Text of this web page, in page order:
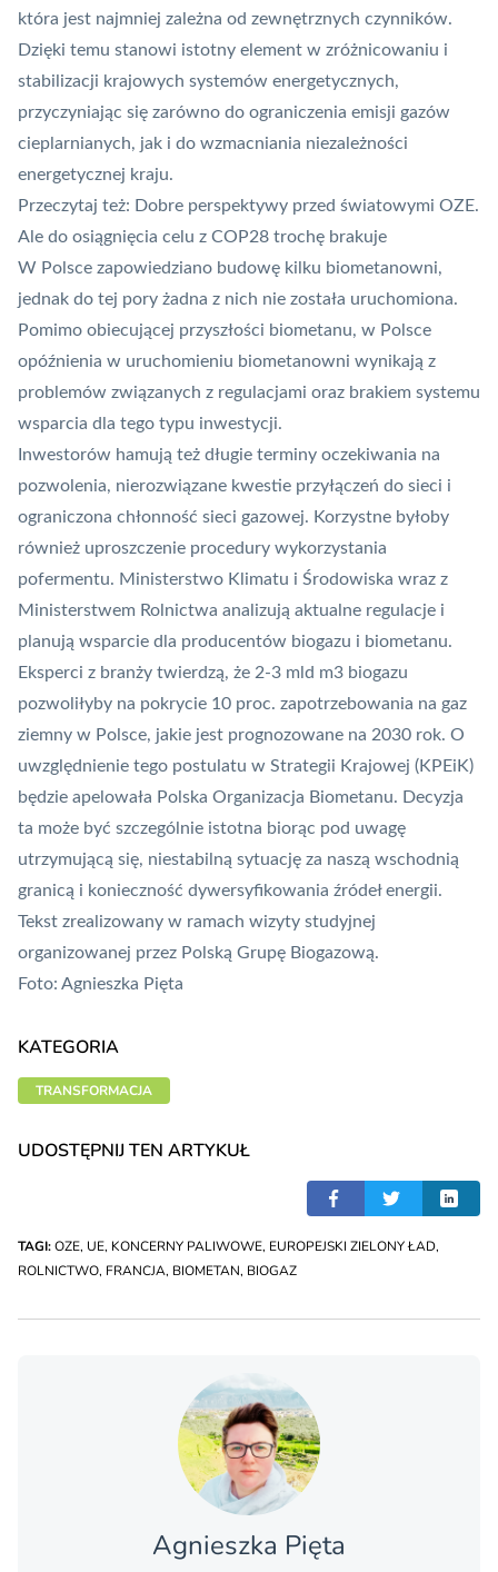
która jest najmniej zależna od zewnętrznych czynników.
Dzięki temu stanowi istotny element w zróżnicowaniu i
stabilizacji krajowych systemów energetycznych,
przyczyniając się zarówno do ograniczenia emisji gazów
cieplarnianych, jak i do wzmacniania niezależności
energetycznej kraju.
Przeczytaj też: Dobre perspektywy przed światowymi OZE.
Ale do osiągnięcia celu z COP28 trochę brakuje
W Polsce zapowiedziano budowę kilku biometanowni,
jednak do tej pory żadna z nich nie została uruchomiona.
Pomimo obiecującej przyszłości biometanu, w Polsce
opóźnienia w uruchomieniu biometanowni wynikają z
problemów związanych z regulacjami oraz brakiem systemu
wsparcia dla tego typu inwestycji.
Inwestorów hamują też długie terminy oczekiwania na
pozwolenia, nierozwiązane kwestie przyłączeń do sieci i
ograniczona chłonność sieci gazowej. Korzystne byłoby
również uproszczenie procedury wykorzystania
pofermentu. Ministerstwo Klimatu i Środowiska wraz z
Ministerstwem Rolnictwa analizują aktualne regulacje i
planują wsparcie dla producentów biogazu i biometanu.
Eksperci z branży twierdzą, że 2-3 mld m3 biogazu
pozwoliłyby na pokrycie 10 proc. zapotrzebowania na gaz
ziemny w Polsce, jakie jest prognozowane na 2030 rok. O
uwzględnienie tego postulatu w Strategii Krajowej (KPEiK)
będzie apelowała Polska Organizacja Biometanu. Decyzja
ta może być szczególnie istotna biorąc pod uwagę
utrzymującą się, niestabilną sytuację za naszą wschodnią
granicą i konieczność dywersyfikowania źródeł energii.
Tekst zrealizowany w ramach wizyty studyjnej
organizowanej przez Polską Grupę Biogazową.
Foto: Agnieszka Pięta
KATEGORIA
TRANSFORMACJA
UDOSTĘPNIJ TEN ARTYKUŁ
TAGI:OZE, UE, KONCERNY PALIWOWE, EUROPEJSKI ZIELONY ŁAD,
ROLNICTWO, FRANCJA, BIOMETAN, BIOGAZ
Agnieszka Pięta